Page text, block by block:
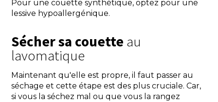
Pour une couette synthétique, optez pour une
lessive hypoallergénique.
Sécher sa couette au
lavomatique
Maintenant qu'elle est propre, il faut passer au
séchage et cette étape est des plus cruciale. Car,
si vous la séchez mal ou que vous la rangez